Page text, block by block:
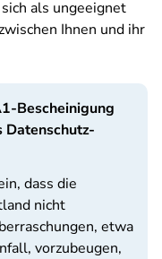
als ungeeignet
Ihnen und ihr
Bescheinigung
Datenschutz-
dass die
nicht
etwa
vorzubeugen,